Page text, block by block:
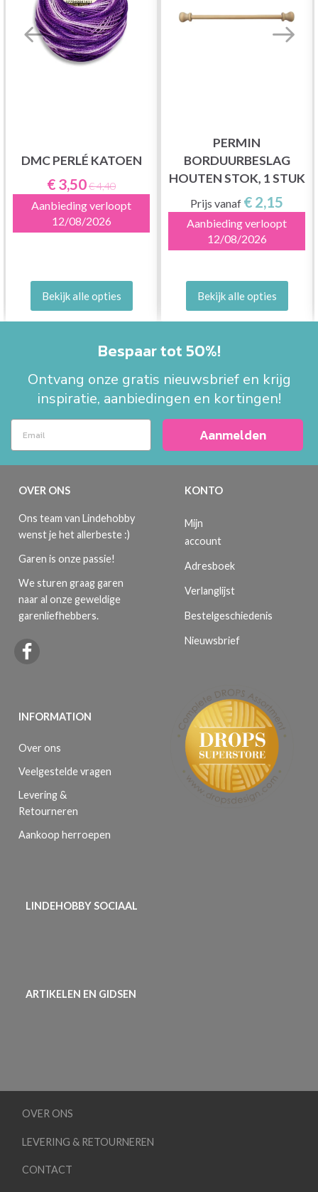
DMC PERLÉ KATOEN
€ 3,50€ 4,40
Aanbieding verloopt
12/08/2026
Bekijk alle opties
PERMIN
BORDUURBESLAG
HOUTEN STOK, 1 STUK
Prijs vanaf € 2,15
Aanbieding verloopt
12/08/2026
Bekijk alle opties
Bespaar tot 50%!
Ontvang onze gratis nieuwsbrief en krijg
inspiratie, aanbiedingen en kortingen!
Aanmelden
OVER ONS
Ons team van Lindehobby
wenst je het allerbeste :)
Garen is onze passie!
We sturen graag garen
naar al onze geweldige
garenliefhebbers.
INFORMATION
Over ons
Veelgestelde vragen
Levering &
Retourneren
Aankoop herroepen
KONTO
Mijn
account
Adresboek
Verlanglijst
Bestelgeschiedenis
Nieuwsbrief
LINDEHOBBY SOCIAAL
ARTIKELEN EN GIDSEN
OVER ONS
LEVERING & RETOURNEREN
CONTACT